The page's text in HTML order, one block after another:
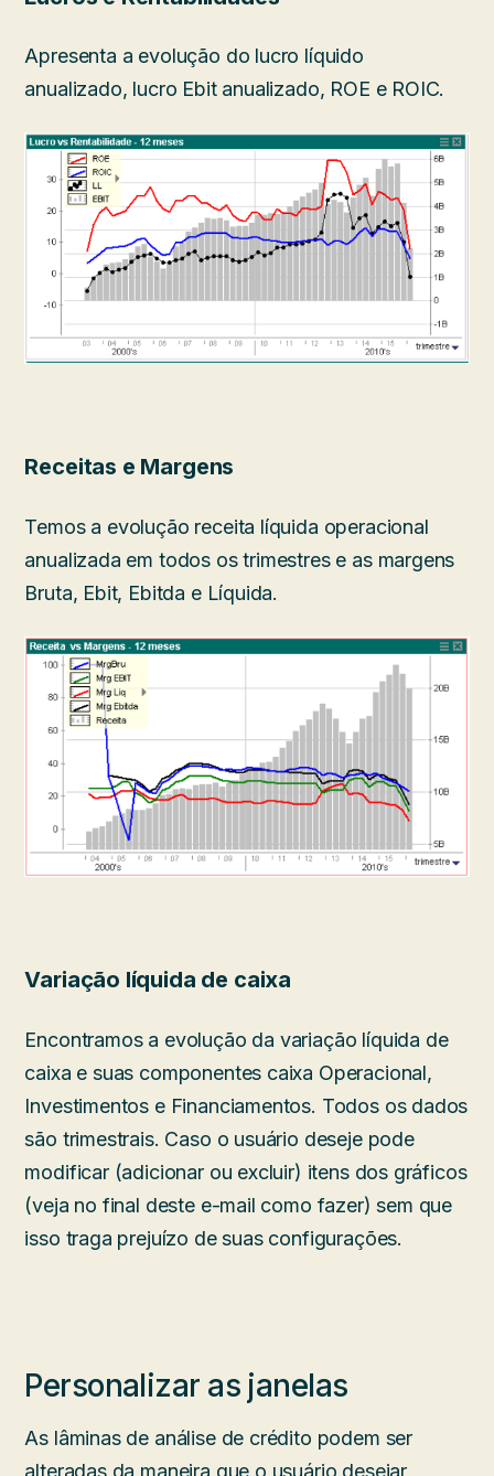
Apresenta a evolução do lucro líquido
anualizado, lucro Ebit anualizado, ROE e ROIC.
Receitas e Margens
Temos a evolução receita líquida operacional
anualizada em todos os trimestres e as margens
Bruta, Ebit, Ebitda e Líquida.
Variação líquida de caixa
Encontramos a evolução da variação líquida de
caixa e suas componentes caixa Operacional,
Investimentos e Financiamentos. Todos os dados
são trimestrais. Caso o usuário deseje pode
modificar (adicionar ou excluir) itens dos gráficos
(veja no final deste e-mail como fazer) sem que
isso traga prejuízo de suas configurações.
Personalizar as janelas
As lâminas de análise de crédito podem ser
alteradas da maneira que o usuário desejar,